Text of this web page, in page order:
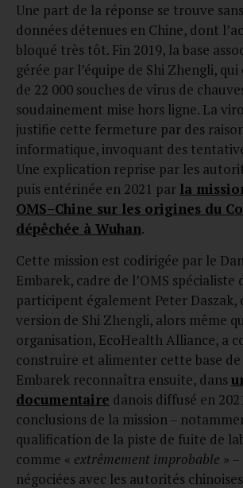
Une part de la réponse se trouve
données détenues en Chine, dont
bloqué très tôt. Fin 2019, la base
gérée par l’équipe de Shi Zhengli,
de 22 000 souches de virus de
soudainement mise hors ligne. La
justifie cette fermeture par des
informatique, invoquant des
Une explication reprise par les
puis entérinée en 2021 par la
OMS–Chine sur les origines du
dépêchée à Wuhan.
Cette mission est codirigée par le
Embarek, cadre de l’OMS spécialiste
participent également Peter Daszak,
version de Shi Zhengli, alors même
organisation, EcoHealth Alliance, a
construire et alimenter cette base de
Embarek reconnaîtra ensuite, dans
documentaire danois diffusé en
conclusions de la mission –
qualification de la piste de fuite de
comme « extrêmement improbable »
négociées avec les autorités